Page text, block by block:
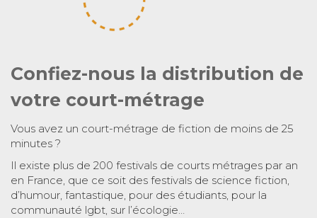
Confiez-nous la distribution de
votre court-métrage
Vous avez un court-métrage de fiction de moins de 25
minutes ?
Il existe plus de 200 festivals de courts métrages par an
en France, que ce soit des festivals de science fiction,
d’humour, fantastique, pour des étudiants, pour la
communauté lgbt, sur l’écologie…